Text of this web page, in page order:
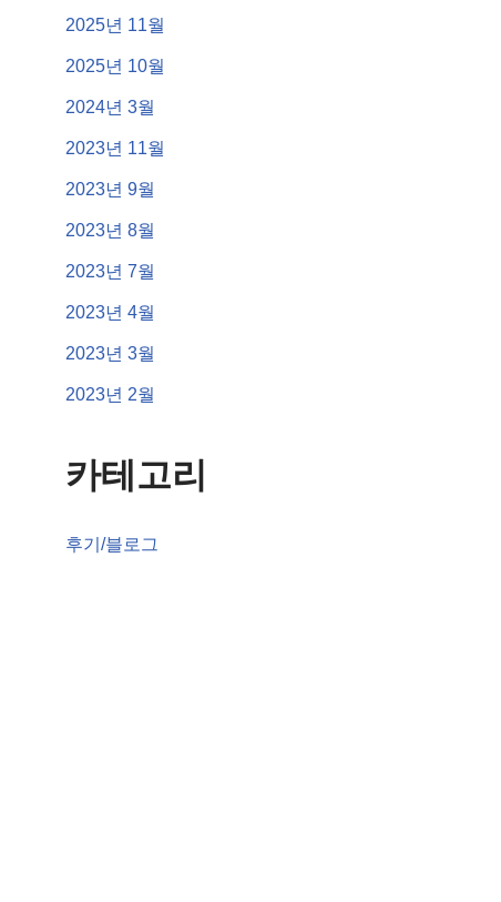
2025년 11월
2025년 10월
2024년 3월
2023년 11월
2023년 9월
2023년 8월
2023년 7월
2023년 4월
2023년 3월
2023년 2월
카테고리
후기/블로그